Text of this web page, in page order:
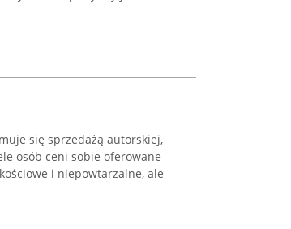
się sprzedażą autorskiej,
osób ceni sobie oferowane
i niepowtarzalne, ale